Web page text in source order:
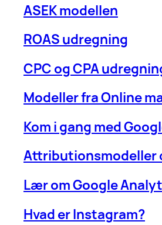
ASEK modellen
ROAS udregning
CPC og CPA
Modeller fra Online
Kom i gang med
Attributionsmodeller
Lær om Google
Hvad er Instagram?